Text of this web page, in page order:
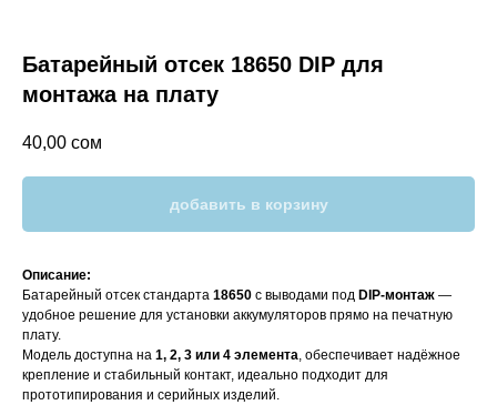
Батарейный отсек 18650 DIP для
монтажа на плату
40,00 сом
добавить в корзину
Описание:
Батарейный отсек стандарта 18650 с выводами под DIP-монтаж —
удобное решение для установки аккумуляторов прямо на печатную
плату.
Модель доступна на 1, 2, 3 или 4 элемента, обеспечивает надёжное
крепление и стабильный контакт, идеально подходит для
прототипирования и серийных изделий.